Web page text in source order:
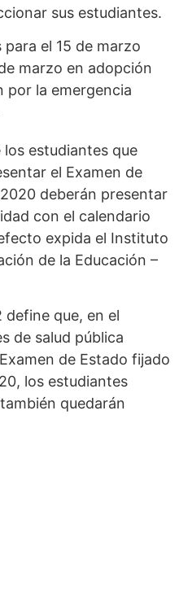
sus estudiantes.
el 15 de marzo
marzo en adopción
por la emergencia
estudiantes que
el Examen de
deberán presentar
con el calendario
expida el Instituto
de la Educación –
define que, en el
de salud pública
de Estado fijado
los estudiantes
quedarán